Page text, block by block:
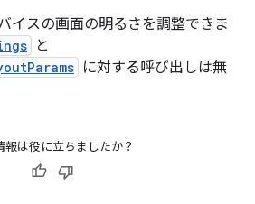
イスの画面の明るさを調整できま
と
に対する呼び出しは無
報は役に立ちましたか？